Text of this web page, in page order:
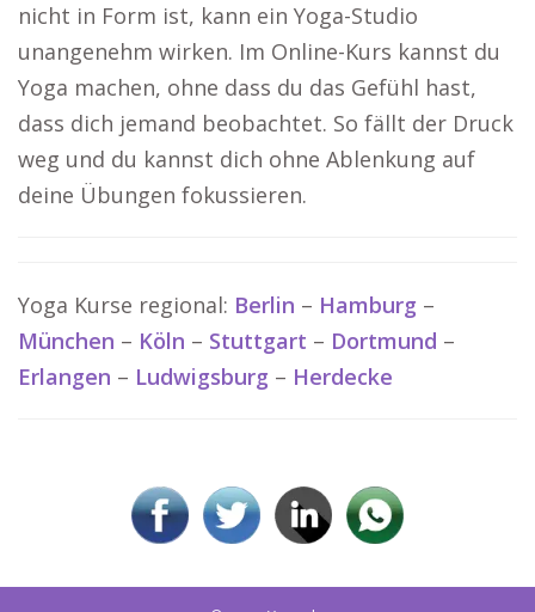
nicht in Form ist, kann ein Yoga-Studio
unangenehm wirken. Im Online-Kurs kannst du
Yoga machen, ohne dass du das Gefühl hast,
dass dich jemand beobachtet. So fällt der Druck
weg und du kannst dich ohne Ablenkung auf
deine Übungen fokussieren.
Yoga Kurse regional: Berlin – Hamburg –
München – Köln – Stuttgart – Dortmund –
Erlangen – Ludwigsburg – Herdecke